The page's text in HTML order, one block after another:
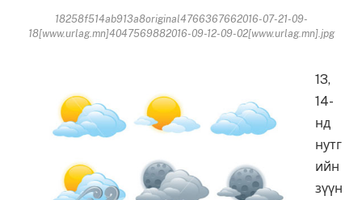
18258f514ab913a8original4766367662016-07-21-09-
18[www.urlag.mn]4047569882016-09-12-09-02[www.urlag.mn].jpg
13,
14-
нд
нутг
ийн
зүүн